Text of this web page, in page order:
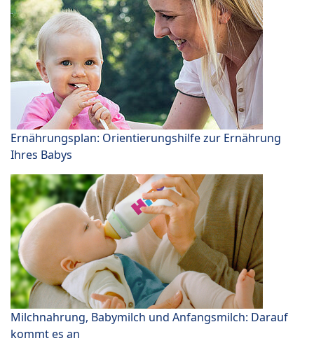
Ernährungsplan: Orientierungshilfe zur Ernährung
Ihres Babys
Milchnahrung, Babymilch und Anfangsmilch: Darauf
kommt es an